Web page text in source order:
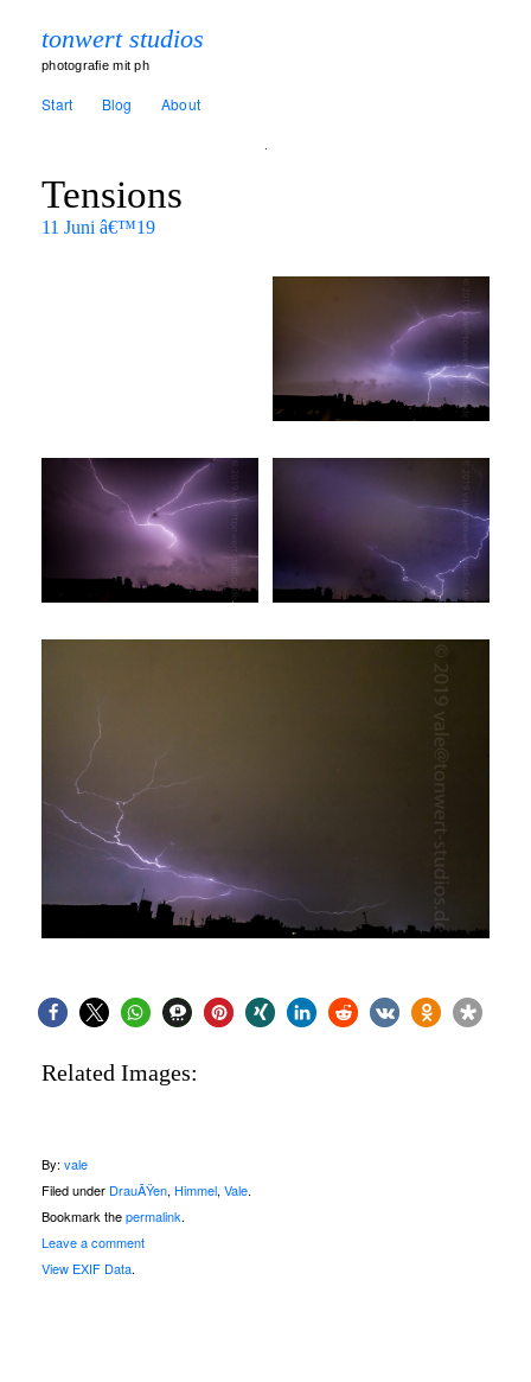
tonwert studios
photografie mit ph
Start Blog About
Tensions
11 Juni â€™19
Related Images:
By: vale
Filed under DrauÃŸen, Himmel, Vale.
Bookmark thepermalink.
Leave a comment
View EXIF Data.